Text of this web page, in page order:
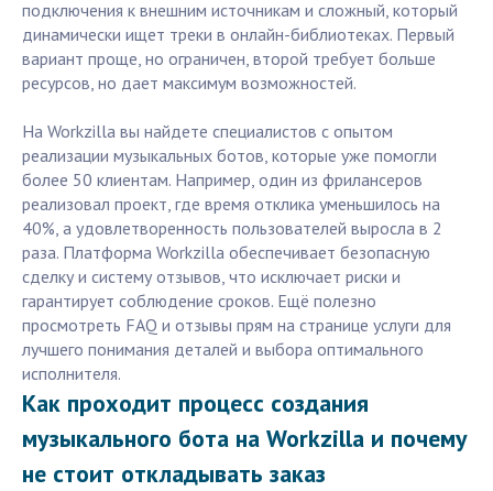
подключения к внешним источникам и сложный, который
динамически ищет треки в онлайн-библиотеках. Первый
вариант проще, но ограничен, второй требует больше
ресурсов, но дает максимум возможностей.
На Workzilla вы найдете специалистов с опытом
реализации музыкальных ботов, которые уже помогли
более 50 клиентам. Например, один из фрилансеров
реализовал проект, где время отклика уменьшилось на
40%, а удовлетворенность пользователей выросла в 2
раза. Платформа Workzilla обеспечивает безопасную
сделку и систему отзывов, что исключает риски и
гарантирует соблюдение сроков. Ещё полезно
просмотреть FAQ и отзывы прям на странице услуги для
лучшего понимания деталей и выбора оптимального
исполнителя.
Как проходит процесс создания
музыкального бота на Workzilla и почему
не стоит откладывать заказ